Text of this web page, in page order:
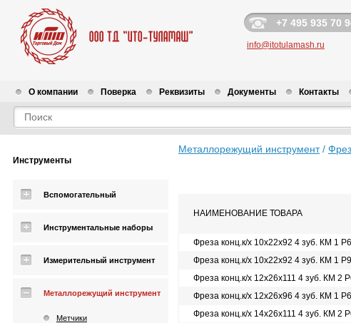
+7 495 935 70
info@itotulamash.ru
О компании Поверка Реквизиты Документы Контакты
Инструменты
Вспомогательный
Инструментальные наборы
Измерительный инструмент
Металлорежущий инструмент
Метчики
Металлорежущий инструмент /
НАИМЕНОВАНИЕ ТОВАРА
Фреза конц.к/х 10х22х92 4 зуб. КМ 1
Фреза конц.к/х 10х22х92 4 зуб. КМ 1
Фреза конц.к/х 12х26х111 4 зуб. КМ 2
Фреза конц.к/х 12х26х96 4 зуб. КМ 1
Фреза конц.к/х 14х26х111 4 зуб. КМ 2